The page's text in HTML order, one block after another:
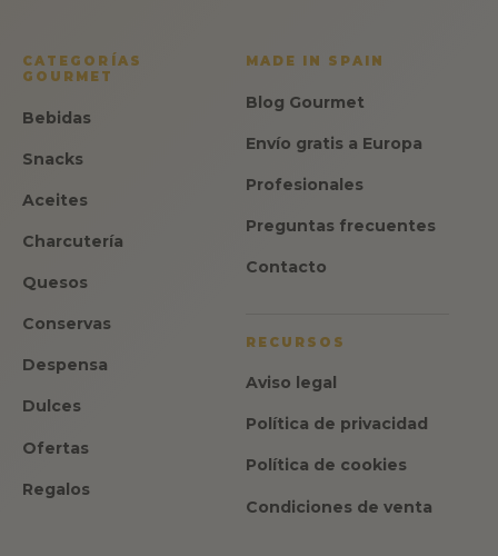
CATEGORÍAS
GOURMET
Bebidas
Snacks
Aceites
Charcutería
Quesos
Conservas
Despensa
Dulces
Ofertas
Regalos
MADE IN SPAIN
Blog Gourmet
Envío gratis a Europa
Profesionales
Preguntas frecuentes
Contacto
RECURSOS
Aviso legal
Política de privacidad
Política de cookies
Condiciones de venta